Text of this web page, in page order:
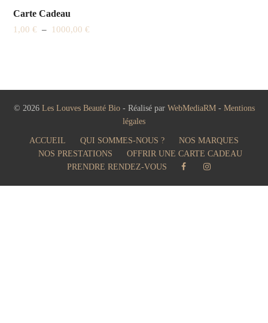
Carte Cadeau
1,00€ – 1000,00€
1000,00 €
© 2026 Les Louves Beauté Bio- Réalisé par WebMediaRM- Mentions
légales
ACCUEIL QUI SOMMES-NOUS ?
NOS MARQUES
NOS PRESTATIONS
OFFRIR UNE CARTE CADEAU
PRENDRE RENDEZ-VOUS